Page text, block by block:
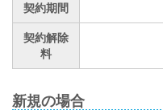
契約期間
契約解除
料
新規の場合